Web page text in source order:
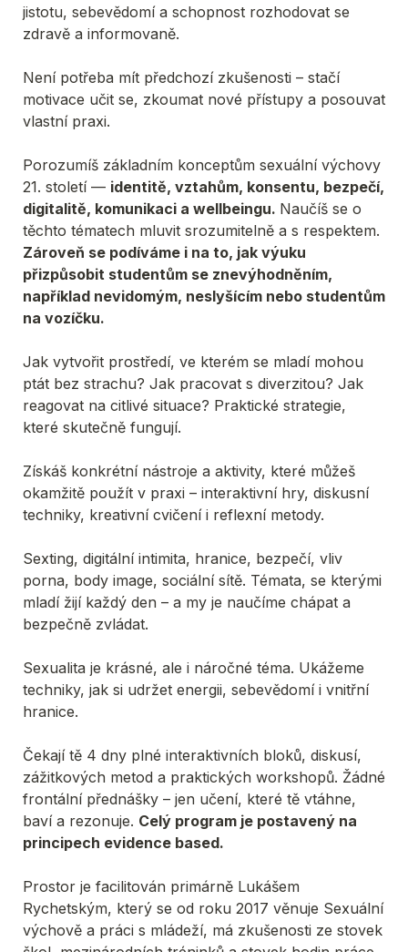
jistotu, sebevědomí a schopnost rozhodovat se
zdravě a informovaně.
Není potřeba mít předchozí zkušenosti – stačí
motivace učit se, zkoumat nové přístupy a posouvat
vlastní praxi.
Porozumíš základním konceptům sexuální výchovy
21. století — identitě, vztahům, konsentu, bezpečí,
digitalitě, komunikaci a wellbeingu. Naučíš se o
Zároveň se podíváme i na to, jak výuku
přizpůsobit studentům se znevýhodněním,
například nevidomým, neslyšícím nebo studentům
na vozíčku.
Jak vytvořit prostředí, ve kterém se mladí mohou
ptát bez strachu? Jak pracovat s diverzitou? Jak
reagovat na citlivé situace? Praktické strategie,
které skutečně fungují.
Získáš konkrétní nástroje a aktivity, které můžeš
okamžitě použít v praxi – interaktivní hry, diskusní
techniky, kreativní cvičení i reflexní metody.
Sexting, digitální intimita, hranice, bezpečí, vliv
porna, body image, sociální sítě. Témata, se kterými
mladí žijí každý den – a my je naučíme chápat a
bezpečně zvládat.
Sexualita je krásné, ale i náročné téma. Ukážeme
techniky, jak si udržet energii, sebevědomí i vnitřní
hranice.
Čekají tě 4 dny plné interaktivních bloků, diskusí,
zážitkových metod a praktických workshopů. Žádné
frontální přednášky – jen učení, které tě vtáhne,
baví a rezonuje. Celý program je postavený na
principech evidence based.
Prostor je facilitován primárně Lukášem
Rychetským, který se od roku 2017 věnuje Sexuální
výchově a práci s mládeží, má zkušenosti ze stovek